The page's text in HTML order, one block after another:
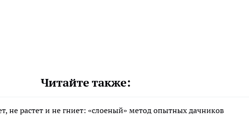
Читайте также:
не растет и не гниет: «слоеный» метод опытных дачников